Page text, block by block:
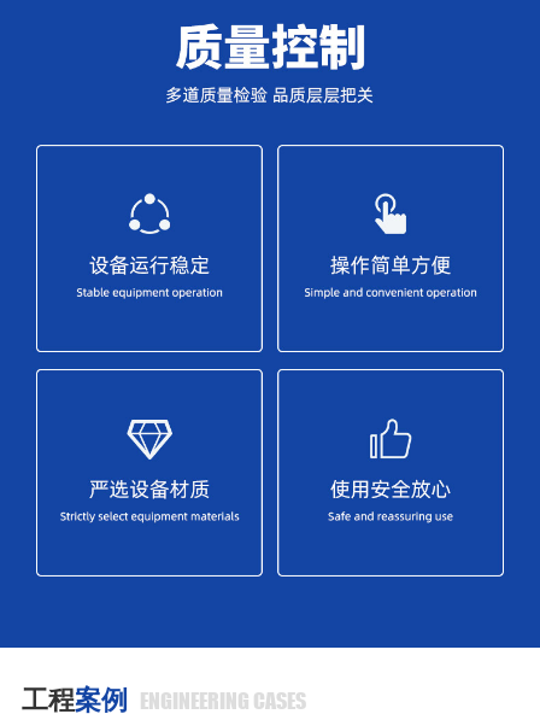
工程案例 ENGINEERING CASES